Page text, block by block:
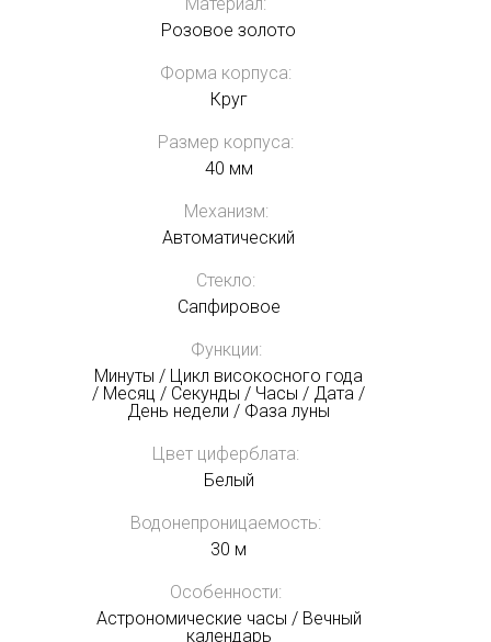
Розовое золото
Форма корпуса:
Круг
Размер корпуса:
40 мм
Механизм:
Автоматический
Стекло:
Сапфировое
Функции:
Минуты / Цикл високосного года
/ Месяц / Секунды / Часы / Дата /
День недели / Фаза луны
Цвет циферблата:
Белый
Водонепроницаемость:
30 м
Особенности:
Астрономические часы / Вечный
календарь